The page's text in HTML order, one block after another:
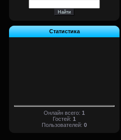
Статистика
Онлайн всего: 1
Гостей: 1
Пользователей: 0